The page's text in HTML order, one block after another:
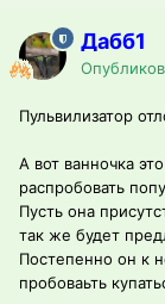
Дабб1
Пульвилизатор
А вот ванночка
распробовать
Пусть она
так же будет
Постепенно он к
пробоваьть